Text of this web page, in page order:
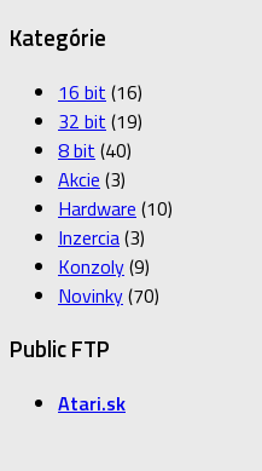
Kategórie
16 bit (16)
32 bit (19)
8 bit (40)
Akcie (3)
Hardware (10)
Inzercia(3)
Konzoly(9)
Novinky(70)
Public FTP
Atari.sk